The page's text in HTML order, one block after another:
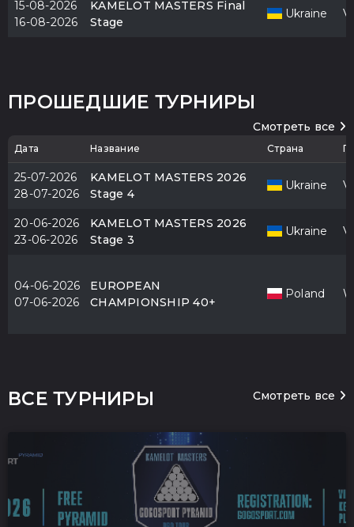
15-08-2026
16-08-2026
KAMELOT MASTERS Final
Stage
Ukraine
ПРОШЕДШИЕ ТУРНИРЫ
Смотреть все
Дата Название Страна
25-07-2026
28-07-2026
KAMELOT MASTERS 2026
Stage 4
Ukraine
20-06-2026
23-06-2026
KAMELOT MASTERS 2026
Stage 3
Ukraine
04-06-2026
07-06-2026
EUROPEAN
CHAMPIONSHIP 40+
Poland
ВСЕ ТУРНИРЫ Смотреть все